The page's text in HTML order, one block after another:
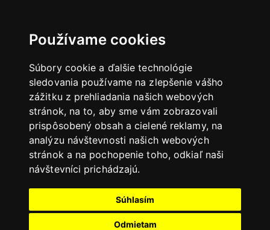
Používame cookies
Súbory cookie a ďalšie technológie
sledovania používame na zlepšenie vášho
zážitku z prehliadania našich webových
stránok, na to, aby sme vám zobrazovali
prispôsobený obsah a cielené reklamy, na
analýzu návštevnosti našich webových
stránok a na pochopenie toho, odkiaľ naši
návštevníci prichádzajú.
Súhlasím
Odmietam